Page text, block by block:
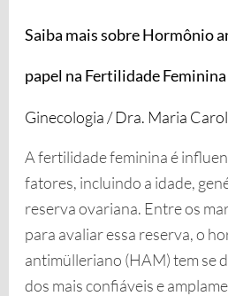
Saiba mais sobre Hormônio
papel na Fertilidade Feminina
Ginecologia /Dra. Maria
A fertilidade feminina é
fatores, incluindo a idade,
reserva ovariana. Entre os
para avaliar essa reserva, o
antimülleriano (HAM) tem se
dos mais confiáveis e